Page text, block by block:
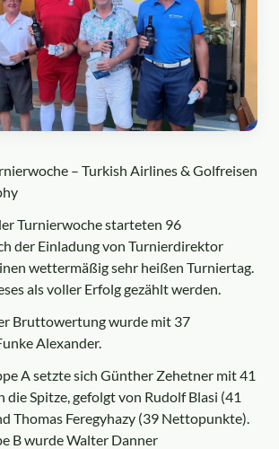
– Turkish Airlines & Golfreisen
Turnierwoche starteten 96
der Einladung von Turnierdirektor
wettermäßig sehr heißen Turniertag.
als voller Erfolg gezählt werden.
Bruttowertung wurde mit 37
Alexander.
A setzte sich Günther Zehetner mit 41
Spitze, gefolgt von Rudolf Blasi (41
Thomas Feregyhazy (39 Nettopunkte).
B wurde Walter Danner